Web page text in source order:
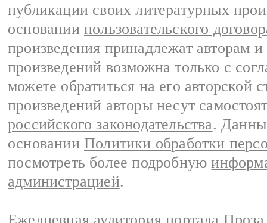
публикации своих литературных
основании пользовательского
произведения принадлежат авторам
произведений возможна только с
можете обратиться на его авторской
произведений авторы несут
российского законодательства.
основании Политики обработки
посмотреть более подробную
администрацией.
Ежедневная аудитория портала